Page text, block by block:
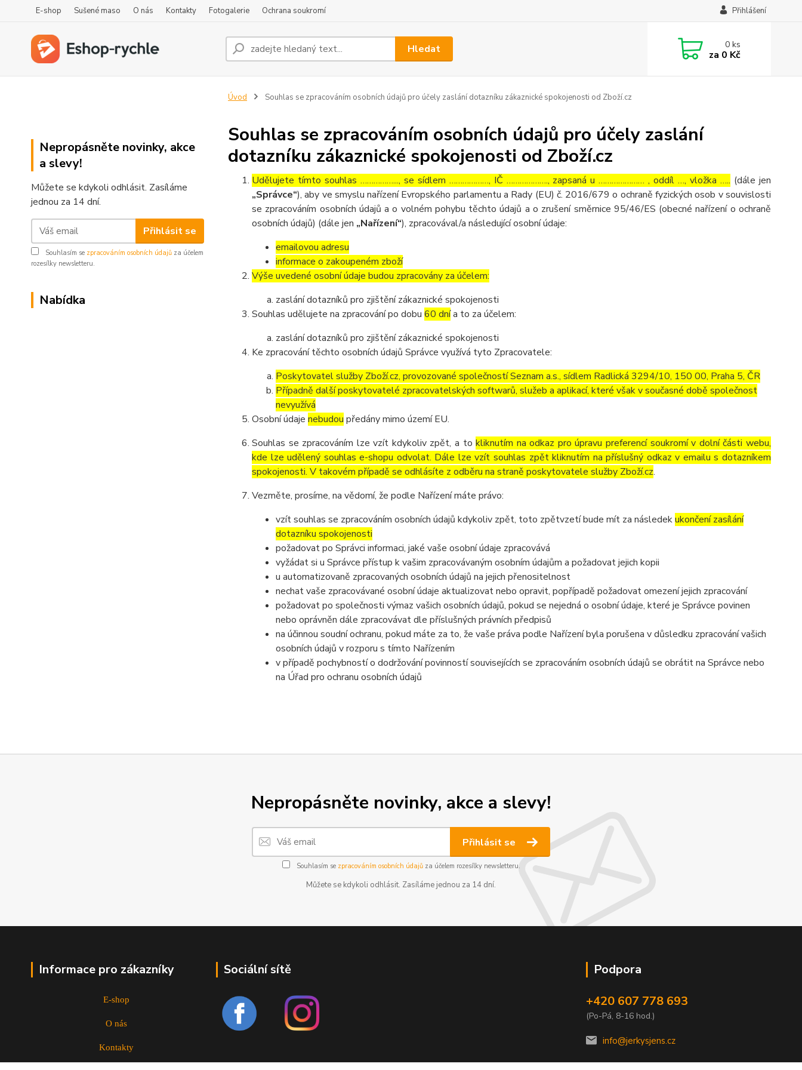
E-shop Sušené maso O nás Kontakty Fotogalerie Ochrana soukromí Přihlášení
Hledat 0ks
za 0 Kč
Nepropásněte novinky, akce
a slevy!
Můžete se kdykoli odhlásit. Zasíláme
jednou za 14 dní.
Přihlásit se
Souhlasím se zpracováním osobních údajů za účelem
rozesílky newsletteru.
Nabídka
Úvod Souhlas se zpracováním osobních údajů pro účely zaslání dotazníku zákaznické spokojenosti od Zboží.cz
Souhlas se zpracováním osobních údajů pro účely zaslání
dotazníku zákaznické spokojenosti od Zboží.cz
Udělujete tímto souhlas ……………..., se sídlem ………………, IČ ………………., zapsaná u ………………… , oddíl …, vložka ….. (dále jen
„Správce“), aby ve smyslu nařízení Evropského parlamentu a Rady (EU) č. 2016/679 o ochraně fyzických osob v souvislosti
se zpracováním osobních údajů a o volném pohybu těchto údajů a o zrušení směrnice 95/46/ES (obecné nařízení o ochraně
osobních údajů) (dále jen „Nařízení“), zpracovával/a následující osobní údaje:
emailovou adresu
informace o zakoupeném zboží
Výše uvedené osobní údaje budou zpracovány za účelem:
zaslání dotazníků pro zjištění zákaznické spokojenosti
Souhlas udělujete na zpracování po dobu 60 dnía to za účelem:
zaslání dotazníků pro zjištění zákaznické spokojenosti
Ke zpracování těchto osobních údajů Správce využívá tyto Zpracovatele:
Poskytovatel služby Zboží.cz, provozované společností Seznam a.s., sídlem Radlická 3294/10, 150 00, Praha 5, ČR
Případně další poskytovatelé zpracovatelských softwarů, služeb a aplikací, které však v současné době společnost
nevyužívá
Osobní údaje nebudou předány mimo území EU.
Souhlas se zpracováním lze vzít kdykoliv zpět, a tokliknutím na odkaz pro úpravu preferencí soukromí v dolní části webu,
kde lze udělený souhlas e-shopu odvolat. Dále lze vzít souhlas zpět kliknutím na příslušný odkaz v emailu s dotazníkem
spokojenosti. V takovém případě se odhlásíte z odběru na straně poskytovatele služby Zboží.cz.
Vezměte, prosíme, na vědomí, že podle Nařízení máte právo:
vzít souhlas se zpracováním osobních údajů kdykoliv zpět, toto zpětvzetí bude mít za následekukončení zasílání
dotazníku spokojenosti
požadovat po Správci informaci, jaké vaše osobní údaje zpracovává
vyžádat si u Správce přístup k vašim zpracovávaným osobním údajům a požadovat jejich kopii
u automatizovaně zpracovaných osobních údajů na jejich přenositelnost
nechat vaše zpracovávané osobní údaje aktualizovat nebo opravit, popřípadě požadovat omezení jejich zpracování
požadovat po společnosti výmaz vašich osobních údajů, pokud se nejedná o osobní údaje, které je Správce povinen
nebo oprávněn dále zpracovávat dle příslušných právních předpisů
na účinnou soudní ochranu, pokud máte za to, že vaše práva podle Nařízení byla porušena v důsledku zpracování vašich
osobních údajů v rozporu s tímto Nařízením
v případě pochybností o dodržování povinností souvisejících se zpracováním osobních údajů se obrátit na Správce nebo
na Úřad pro ochranu osobních údajů
Nepropásněte novinky, akce a slevy!
Přihlásit se
Souhlasím se zpracováním osobních údajůza účelem rozesílky newsletteru.
Můžete se kdykoli odhlásit. Zasíláme jednou za 14 dní.
Informace pro zákazníky
E-shop
O nás
Kontakty
Sociální sítě
Podpora
+420 607 778 693
(Po-Pá, 8-16 hod.)
info@jerkysjens.cz